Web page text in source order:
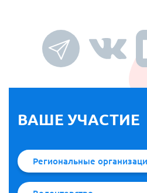
ВАШЕ УЧАСТИЕ
Региональные